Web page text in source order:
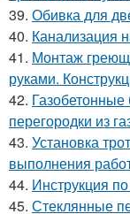
39. Обивка для
40. Канализация
41. Монтаж
руками.
42. Газобетонные
перегородки из
43. Установка
выполнения
44. Инструкция
45. Стеклянные